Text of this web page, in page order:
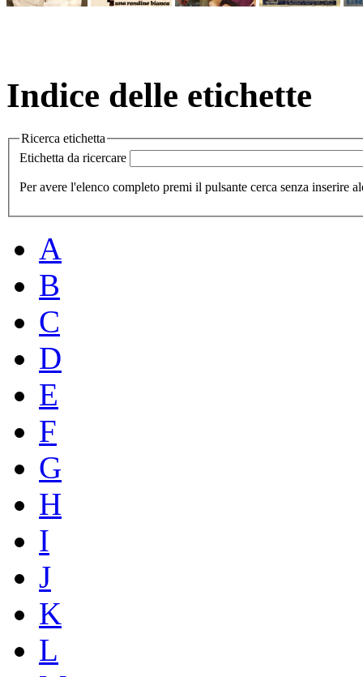
Indice delle etichette
Ricerca etichetta
Etichetta da ricercare
Per avere l'elenco completo premi il pulsante cerca senza inserire
A
B
C
D
E
F
G
H
I
J
K
L